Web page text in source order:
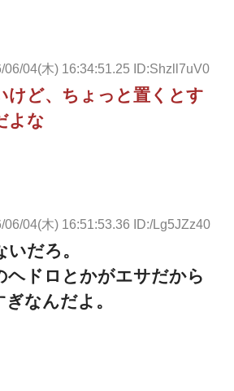
06/04(木) 16:34:51.25 ID:Shzll7uV0
けど、ちょっと置くとす
よな
06/04(木) 16:51:53.36 ID:/Lg5JZz40
だろ。
ヘドロとかがエサだから
なんだよ。